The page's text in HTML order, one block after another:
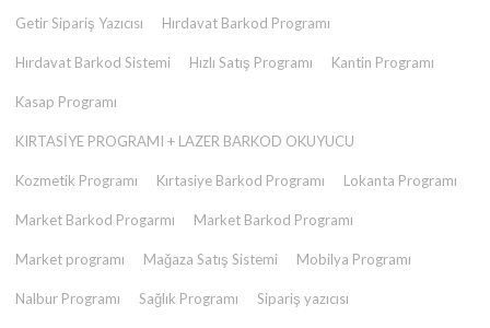
Getir Sipariş Yazıcısı Hırdavat Barkod Programı
Hırdavat Barkod Sistemi Hızlı Satış Programı Kantin Programı
Kasap Programı
KIRTASİYE PROGRAMI + LAZER BARKOD OKUYUCU
Kozmetik Programı Kırtasiye Barkod Programı Lokanta Programı
Market Barkod Progarmı Market Barkod Programı
Market programı Mağaza Satış Sistemi Mobilya Programı
Nalbur Programı Sağlık Programı Sipariş yazıcısı